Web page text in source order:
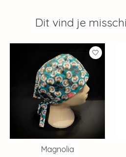
Dit vind je
Items van productcarrousel
Magnolia